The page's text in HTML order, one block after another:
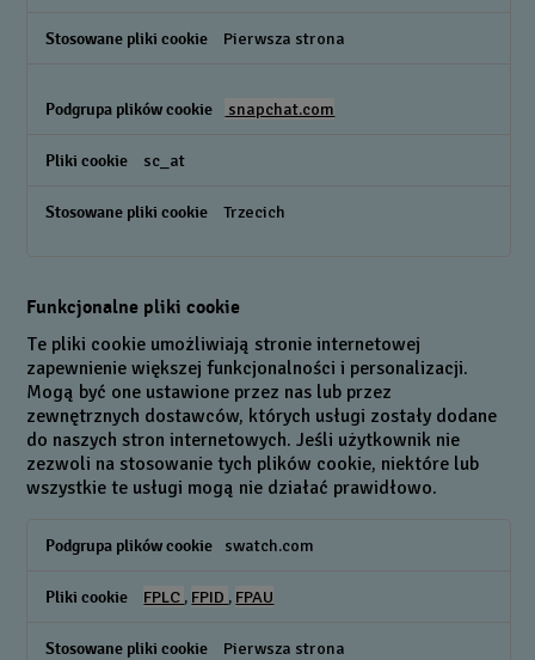
Pierwsza strona
snapchat.com
sc_at
Trzecich
Funkcjonalne pliki cookie
Te pliki cookie umożliwiają stronie internetowej
zapewnienie większej funkcjonalności i personalizacji.
Mogą być one ustawione przez nas lub przez
zewnętrznych dostawców, których usługi zostały dodane
do naszych stron internetowych. Jeśli użytkownik nie
zezwoli na stosowanie tych plików cookie, niektóre lub
wszystkie te usługi mogą nie działać prawidłowo.
pliki
swatch.com
FPLC , FPID , FPAU
Pierwsza strona